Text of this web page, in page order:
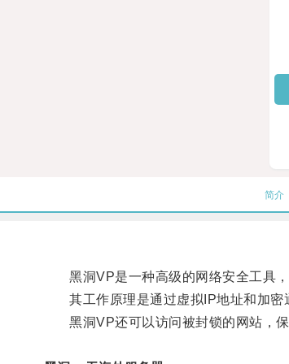
简介
黑洞VP是一种高级的网络安全工具，
其工作原理是通过虚拟IP地址和加密
黑洞VP还可以访问被封锁的网站，保